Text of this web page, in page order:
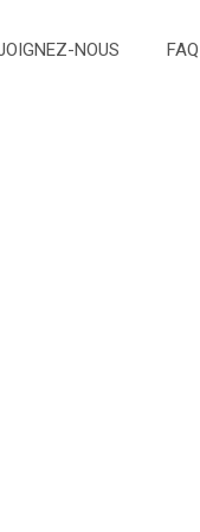
NOUS FAQ